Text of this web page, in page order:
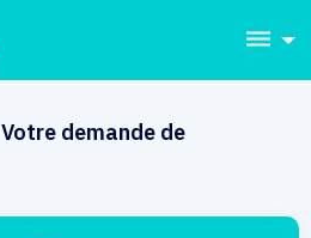
dehaze
Votre demande de